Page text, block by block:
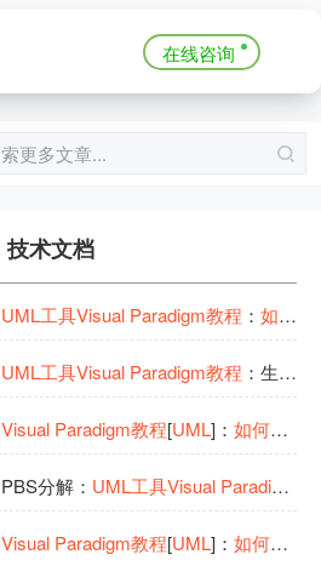
在线咨询
技术文档
UML工具Visual Paradigm教程 ： 如何
UML工具Visual Paradigm教程 ：生成Oracle数据库的
Visual Paradigm教程[UML]： 如何使
PBS分解： UML工具Visual Paradigm
Visual Paradigm教程[UML]： 如何使